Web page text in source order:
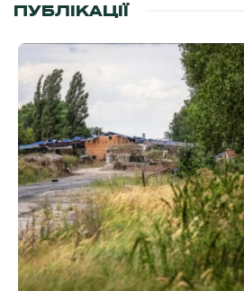
ПУБЛІКАЦІЇ